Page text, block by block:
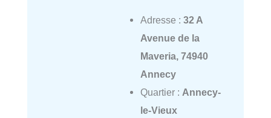
Adresse : 32 A
Avenue de la
Maveria, 74940
Annecy
Quartier : Annecy-
le-Vieux